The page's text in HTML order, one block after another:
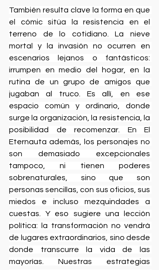
También resulta clave la forma en que
el cómic sitúa la resistencia en el
terreno de lo cotidiano. La nieve
mortal y la invasión no ocurren en
escenarios lejanos o fantásticos:
irrumpen en medio del hogar, en la
rutina de un grupo de amigos que
jugaban al truco. Es allí, en ese
espacio común y ordinario, donde
surge la organización, la resistencia, la
posibilidad de recomenzar. En El
Eternauta además, los personajes no
son demasiado excepcionales
tampoco, ni tienen poderes
sobrenaturales, sino que son
personas sencillas, con sus oficios, sus
miedos e incluso mezquindades a
cuestas. Y eso sugiere una lección
política: la transformación no vendrá
de lugares extraordinarios, sino desde
donde transcurre la vida de las
mayorías. Nuestras estrategias